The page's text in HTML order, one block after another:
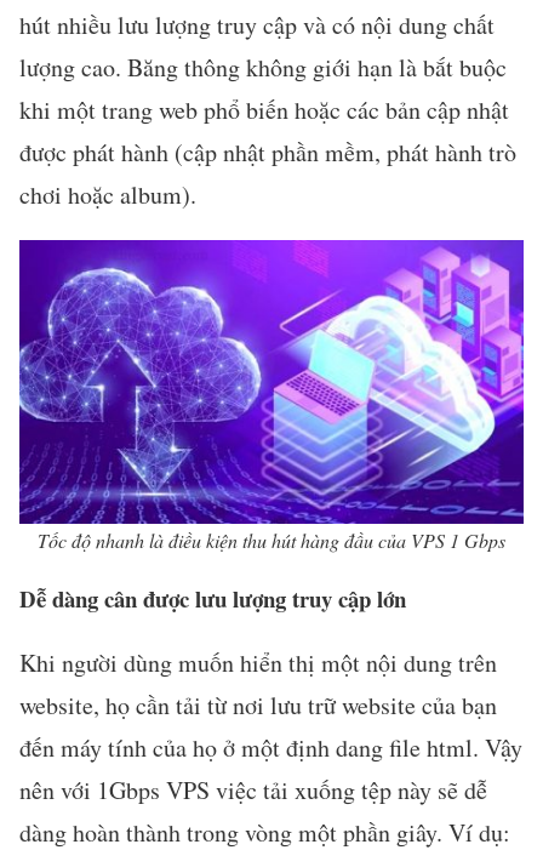
hút nhiều lưu lượng truy cập và có nội dung chất
lượng cao. Băng thông không giới hạn là bắt buộc
khi một trang web phổ biến hoặc các bản cập nhật
được phát hành (cập nhật phần mềm, phát hành trò
chơi hoặc album).
Tốc độ nhanh là điều kiện thu hút hàng đầu của VPS 1 Gbps
Dễ dàng cân được lưu lượng truy cập lớn
Khi người dùng muốn hiển thị một nội dung trên
website, họ cần tải từ nơi lưu trữ website của bạn
đến máy tính của họ ở một định dang file html. Vậy
nên với 1Gbps VPS việc tải xuống tệp này sẽ dễ
dàng hoàn thành trong vòng một phần giây. Ví dụ: